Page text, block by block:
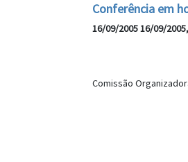
Conferência em
16/09/2005 16/09/
Comissão